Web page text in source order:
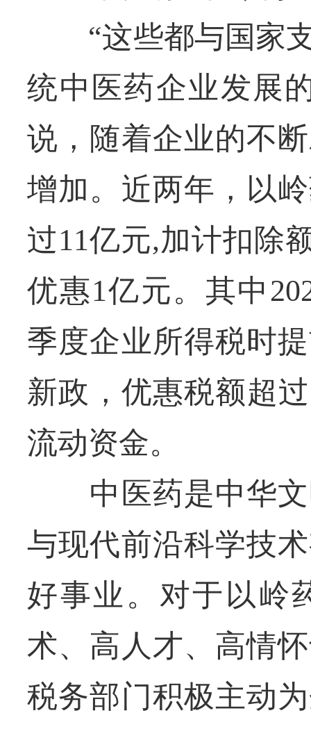
“这些都与国家支
统中医药企业发展
说，随着企业的不
增加。近两年，以
过11亿元,加计扣除
优惠1亿元。其中
季度企业所得税时
新政，优惠税额超
流动资金。
中医药是中华文
与现代前沿科学技
好事业。对于以岭
术、高人才、高情
税务部门积极主动